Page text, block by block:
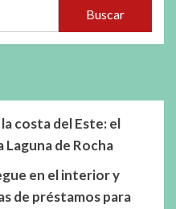
Buscar
costa del Este: el
de Rocha
en el interior y
de préstamos para